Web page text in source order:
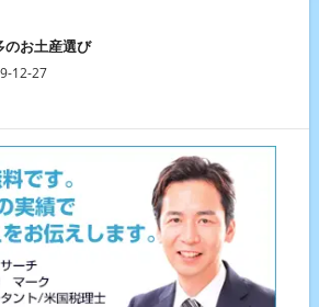
のお土産選び
12-27